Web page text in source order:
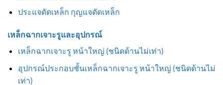
ประแจดัดเหล็ก กุญแจดัดเหล็ก
เหล็กฉากเจาะรูและอุปกรณ์
เหล็กฉากเจาะรู หน้าใหญ่ (ชนิดด้านไม่เท่า)
อุปกรณ์ประกอบชั้นเหล็กฉากเจาะรู หน้าใหญ่ (ชนิดด้านไม่
เท่า)